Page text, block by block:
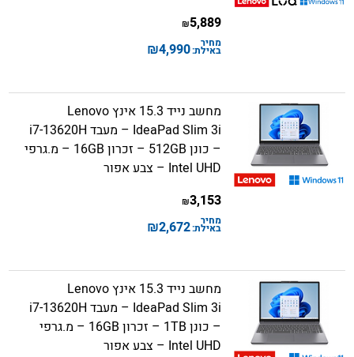
5,889
₪
מחיר
באילת:4,990
₪
מחשב נייד 15.3 אינץ Lenovo
IdeaPad Slim 3i – מעבד i7-13620H
– כונן 512GB – זכרון 16GB – מ.גרפי
Intel UHD – צבע אפור
3,153
₪
מחיר
באילת:2,672
₪
מחשב נייד 15.3 אינץ Lenovo
IdeaPad Slim 3i – מעבד i7-13620H
– כונן 1TB – זכרון 16GB – מ.גרפי
Intel UHD – צבע אפור